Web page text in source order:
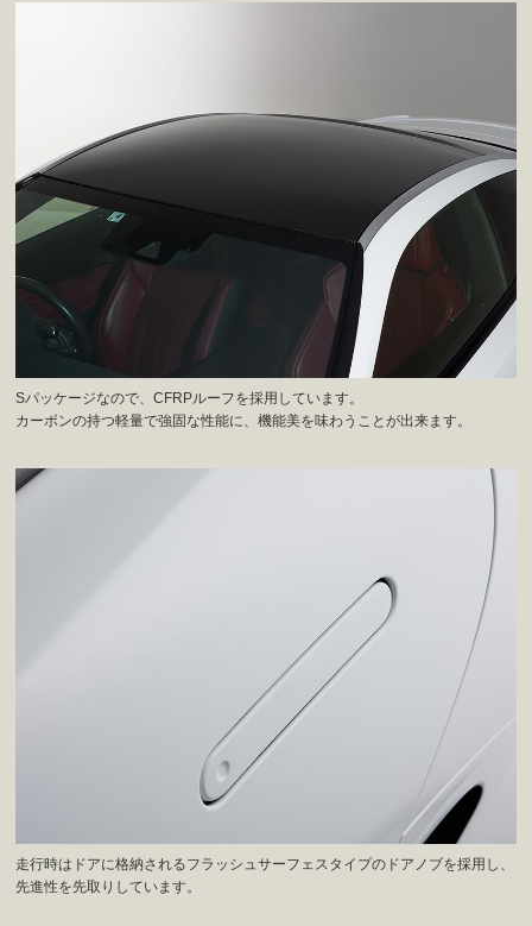
Sパッケージなので、CFRPルーフを採用しています。
カーボンの持つ軽量で強固な性能に、機能美を味わうことが出来ます。
走行時はドアに格納されるフラッシュサーフェスタイプのドアノブを採用し、
先進性を先取りしています。